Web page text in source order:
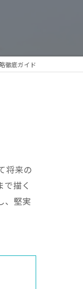
徹底ガイド
将来の
描く
、堅実